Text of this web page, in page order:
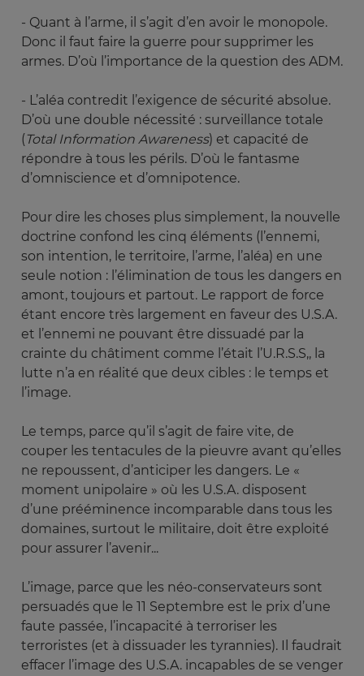
- Quant à l’arme, il s’agit d’en avoir le monopole.
Donc il faut faire la guerre pour supprimer les
armes. D’où l’importance de la question des ADM.
- L’aléa contredit l’exigence de sécurité absolue.
D’où une double nécessité : surveillance totale
(Total Information Awareness) et capacité de
répondre à tous les périls. D’où le fantasme
d’omniscience et d’omnipotence.
Pour dire les choses plus simplement, la nouvelle
doctrine confond les cinq éléments (l’ennemi,
son intention, le territoire, l’arme, l’aléa) en une
seule notion : l’élimination de tous les dangers en
amont, toujours et partout. Le rapport de force
étant encore très largement en faveur des U.S.A.
et l’ennemi ne pouvant être dissuadé par la
crainte du châtiment comme l’était l’U.R.S.S,, la
lutte n’a en réalité que deux cibles : le temps et
l’image.
Le temps, parce qu’il s’agit de faire vite, de
couper les tentacules de la pieuvre avant qu’elles
ne repoussent, d’anticiper les dangers. Le «
moment unipolaire » où les U.S.A. disposent
d’une prééminence incomparable dans tous les
domaines, surtout le militaire, doit être exploité
pour assurer l’avenir...
L’image, parce que les néo-conservateurs sont
persuadés que le 11 Septembre est le prix d’une
faute passée, l’incapacité à terroriser les
terroristes (et à dissuader les tyrannies). Il faudrait
effacer l’image des U.S.A. incapables de se venger